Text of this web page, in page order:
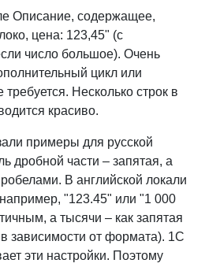
Описание, содержащее,
цена: 123,45" (с
число большое). Очень
цикл или
Несколько строк в
красиво.
примеры для русской
дробной части – запятая, а
В английской локали
"123.45" или "1 000
а тысячи – как запятая
зависимости от формата). 1С
эти настройки. Поэтому